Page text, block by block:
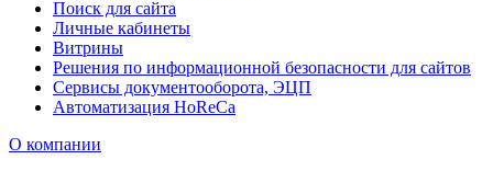
Поиск для сайта
Личные кабинеты
Витрины
Решения по информационной безопасности для сайтов
Сервисы документооборота, ЭЦП
Автоматизация HoReCa
О компании